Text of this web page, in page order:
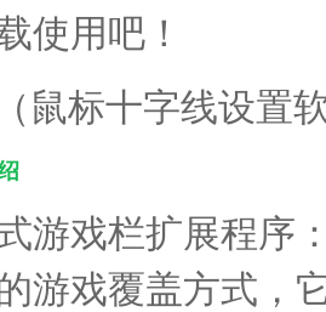
使用吧！
游戏栏扩展程序
游戏覆盖方式，